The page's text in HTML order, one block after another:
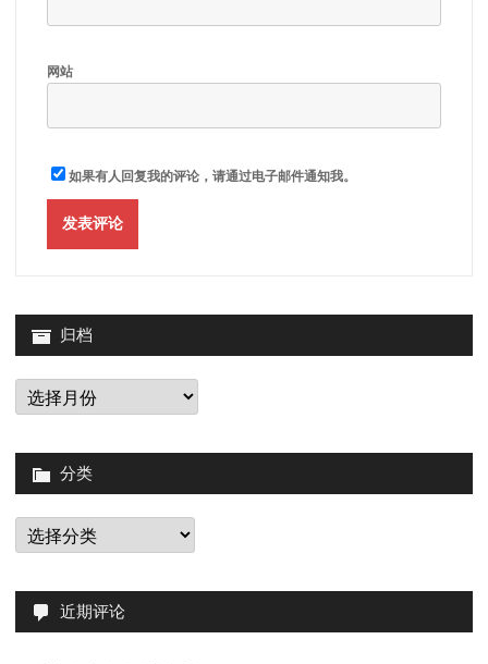
网站
如果有人回复我的评论，请通过电子邮件通知我。
归档
归
档
分类
分
类
近期评论